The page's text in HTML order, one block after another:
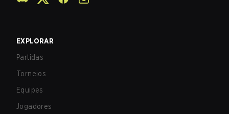
EXPLORAR
Partidas
Torneios
Equipes
Jogadores